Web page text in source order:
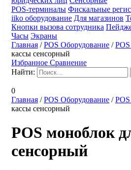
POS-терминалы Фискальные
iiko оборудование Для магазинов
Кнопки вызова сотрудника
Часы Экраны
Главная /POS Оборудование /
кассы сенсорный
Избранное Сравнение
Найти:
0
Главная /POS Оборудование /
кассы сенсорный
POS моноблок
сенсорный